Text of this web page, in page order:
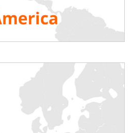
leader di software per
prestazioni basati su AI e
il nostro software
clienti ottengono un
center.